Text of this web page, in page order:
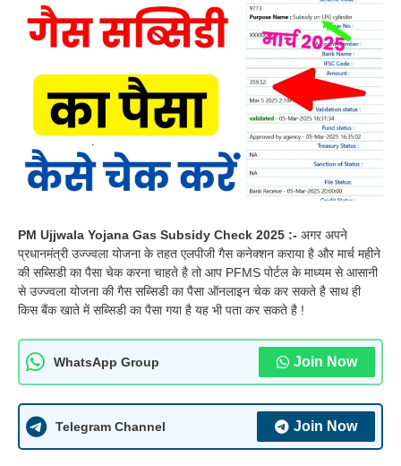
PM Ujjwala Yojana Gas Subsidy Check 2025 :- अगर अपने
प्रधानमंत्री उज्ज्वला योजना के तहत एलपीजी गैस कनेक्शन कराया है और मार्च महीने
की सब्सिडी का पैसा चेक करना चाहते है तो आप PFMS पोर्टल के माध्यम से आसानी
से उज्ज्वला योजना की गैस सब्सिडी का पैसा ऑनलाइन चेक कर सकते है साथ ही
किस बैंक खाते में सब्सिडी का पैसा गया है यह भी पता कर सकते है !
WhatsApp Group Join Now
Telegram Channel Join Now